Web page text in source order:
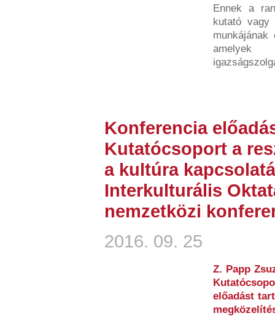
Ennek a
kutató vagy
amelyek
Konferencia
Kutatócsoport a
a kultúra
Interkulturális
nemzetközi
2016. 09. 25
Z. Papp
előadást